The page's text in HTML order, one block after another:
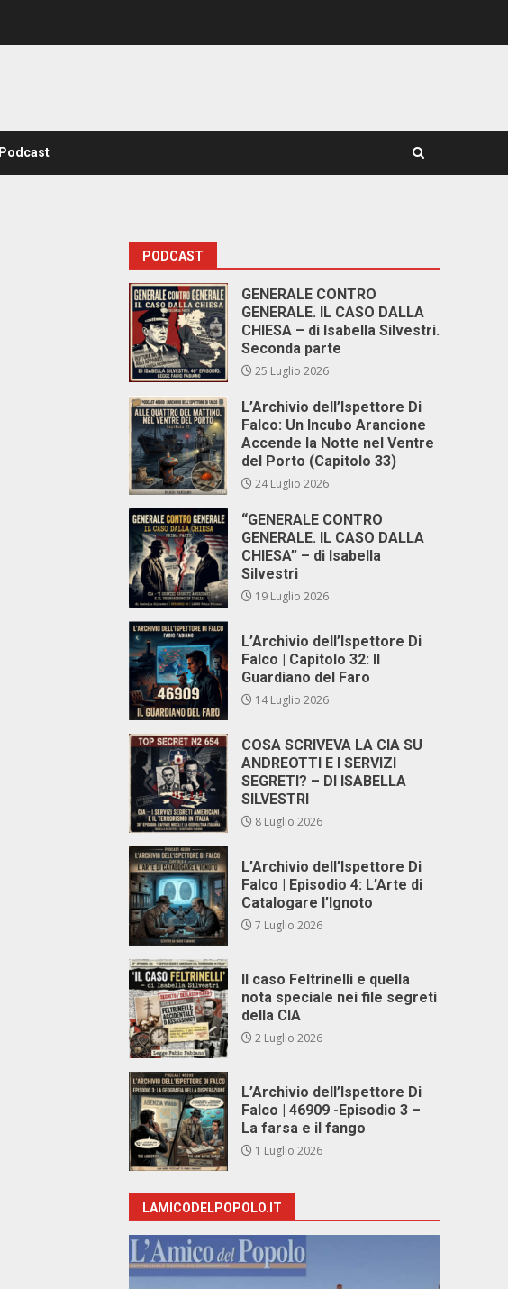
Podcast
PODCAST
GENERALE CONTRO
GENERALE. IL CASO DALLA
CHIESA – di Isabella Silvestri.
Seconda parte
25 Luglio 2026
L’Archivio dell’Ispettore Di
Falco: Un Incubo Arancione
Accende la Notte nel Ventre
del Porto (Capitolo 33)
24 Luglio 2026
“GENERALE CONTRO
GENERALE. IL CASO DALLA
CHIESA” – di Isabella
Silvestri
19 Luglio 2026
L’Archivio dell’Ispettore Di
Falco | Capitolo 32: Il
Guardiano del Faro
14 Luglio 2026
COSA SCRIVEVA LA CIA SU
ANDREOTTI E I SERVIZI
SEGRETI? – DI ISABELLA
SILVESTRI
8 Luglio 2026
L’Archivio dell’Ispettore Di
Falco | Episodio 4: L’Arte di
Catalogare l’Ignoto
7 Luglio 2026
Il caso Feltrinelli e quella
nota speciale nei file segreti
della CIA
2 Luglio 2026
L’Archivio dell’Ispettore Di
Falco | 46909 -Episodio 3 –
La farsa e il fango
1 Luglio 2026
LAMICODELPOPOLO.IT